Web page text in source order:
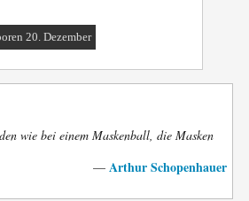
20. Dezember
wie bei einem Maskenball, die Masken
— Arthur Schopenhauer